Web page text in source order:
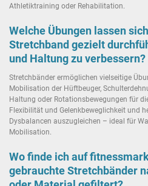
Athletiktraining oder Rehabilitation.
Welche Übungen lassen
Stretchband gezielt
und Haltung zu verbessern?
Stretchbänder ermöglichen vielseitige
Mobilisation der Hüftbeuger,
Haltung oder Rotationsbewegungen für
Flexibilität und Gelenkbeweglichkeit und
Dysbalancen auszugleichen – ideal für
Mobilisation.
Wo finde ich auf
gebrauchte Stretchbänder